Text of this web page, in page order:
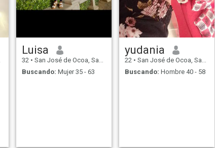
Luisa
32 • San José de Ocoa, San José de Ocoa, Rep. Dominicana
Buscando: Mujer 35 - 63
yudania
22 • San José de Ocoa, San José de Ocoa, Rep. Dominicana
Buscando: Hombre 40 - 58